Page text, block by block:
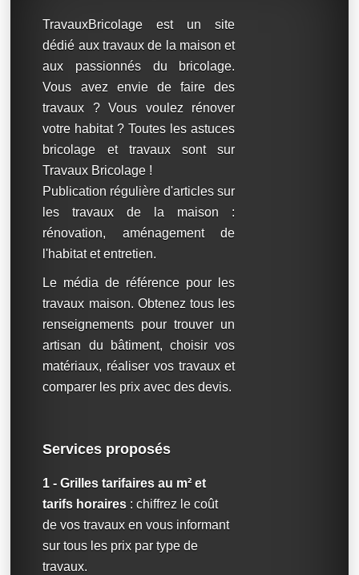
TravauxBricolage est un site
dédié aux travaux de la maison et
aux passionnés du bricolage.
Vous avez envie de faire des
travaux ? Vous voulez rénover
votre habitat ? Toutes les astuces
bricolage et travaux sont sur
Travaux Bricolage !
Publication régulière d'articles sur
les travaux de la maison :
rénovation, aménagement de
l'habitat et entretien.
Le média de référence pour les
travaux maison. Obtenez tous les
renseignements pour trouver un
artisan du bâtiment, choisir vos
matériaux, réaliser vos travaux et
comparer les prix avec des devis.
Services proposés
1 - Grilles tarifaires au m² et
tarifs horaires : chiffrez le coût
de vos travaux en vous informant
sur tous les prix par type de
travaux.